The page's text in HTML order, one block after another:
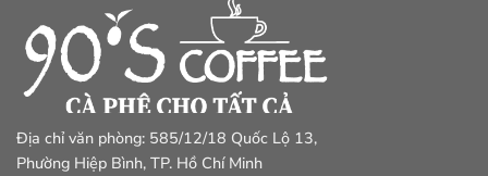
Địa chỉ văn phòng: 585/12/18 Quốc Lộ 13,
Phường Hiệp Bình, TP. Hồ Chí Minh